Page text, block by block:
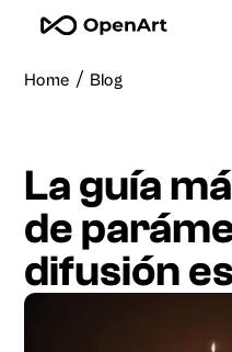
Home / Blog
La guía
de
difusión